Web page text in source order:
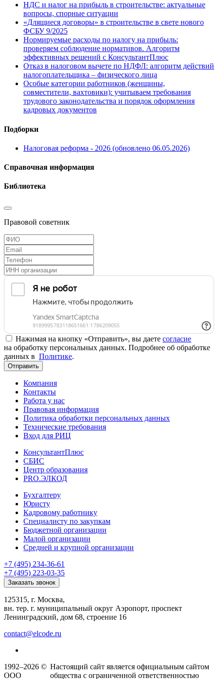
НДС и налог на прибыль в строительстве: актуальные
вопросы, спорные ситуации
«Длящиеся договоры» в строительстве в свете нового
ФСБУ 9/2025
Нормируемые расходы по налогу на прибыль:
проверяем соблюдение нормативов. Алгоритм
эффективных решений с КонсультантПлюс
Отказ в налоговом вычете по НДФЛ: алгоритм действий
налогоплательщика – физического лица
Особые категории работников (женщины,
совместители, вахтовики): учитываем требования
трудового законодательства и порядок оформления
кадровых документов
Подборки
Налоговая реформа - 2026 (обновлено 06.05.2026)
Справочная информация
Библиотека
Правовой советник
Нажимая на кнопку «Отправить», вы даете согласие
на обработку персональных данных. Подробнее об обработке
данных в Политике.
Отправить
Компания
Контакты
Работа у нас
Правовая информация
Политика обработки персональных данных
Технические требования
Вход для РИЦ
КонсультантПлюс
СБИС
Центр образования
PRO.ЭЛКОД
Бухгалтеру
Юристу
Кадровому работнику
Специалисту по закупкам
Бюджетной организации
Малой организации
Средней и крупной организации
+7 (495) 234-36-61
+7 (495) 223-03-35
Заказать звонок
125315, г. Москва,
вн. тер. г. муниципальный округ Аэропорт, проспект
Ленинградский, дом 68, строение 16
contact@elcode.ru
1992–2026 ©
ООО
Настоящий сайт является официальным сайтом
общества с ограниченной ответственностью